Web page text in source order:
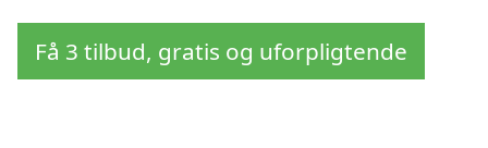
Få 3 tilbud, gratis og uforpligtende